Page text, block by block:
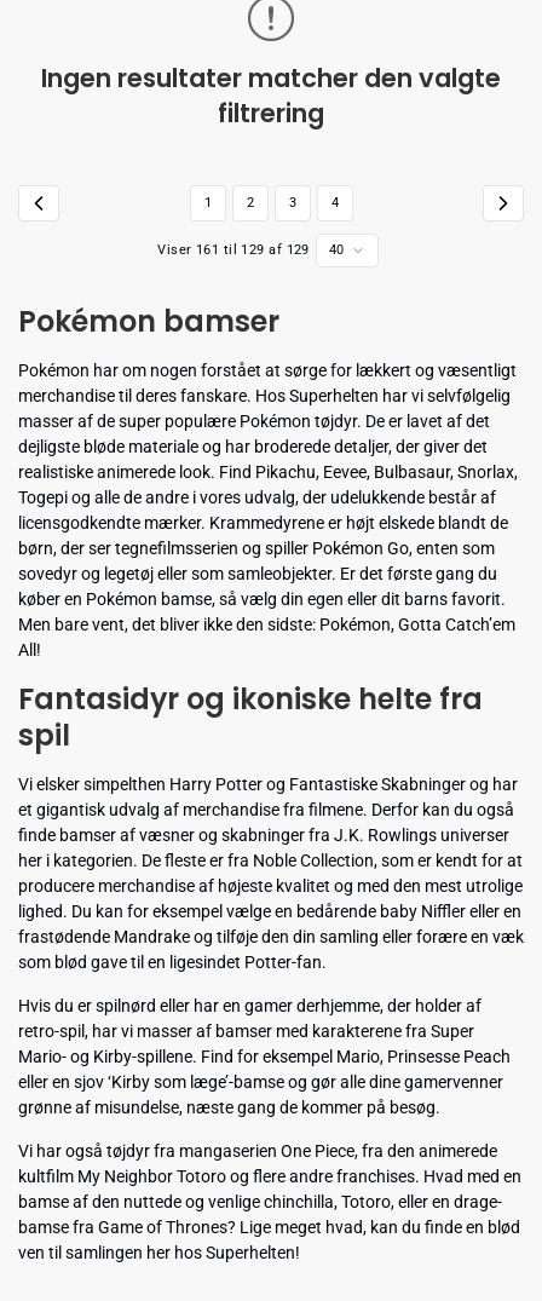
Ingen resultater matcher den valgte
filtrering
1 2 3 4
Viser 161 til 129 af 129 40
Pokémon bamser
Pokémon har om nogen forstået at sørge for lækkert og væsentligt
merchandise til deres fanskare. Hos Superhelten har vi selvfølgelig
masser af de super populære Pokémon tøjdyr. De er lavet af det
dejligste bløde materiale og har broderede detaljer, der giver det
realistiske animerede look. Find Pikachu, Eevee, Bulbasaur, Snorlax,
Togepi og alle de andre i vores udvalg, der udelukkende består af
licensgodkendte mærker. Krammedyrene er højt elskede blandt de
børn, der ser tegnefilmsserien og spiller Pokémon Go, enten som
sovedyr og legetøj eller som samleobjekter. Er det første gang du
køber en Pokémon bamse, så vælg din egen eller dit barns favorit.
Men bare vent, det bliver ikke den sidste: Pokémon, Gotta Catch’em
All!
Fantasidyr og ikoniske helte fra
spil
Vi elsker simpelthen Harry Potter og Fantastiske Skabninger og har
et gigantisk udvalg af merchandise fra filmene. Derfor kan du også
finde bamser af væsner og skabninger fra J.K. Rowlings universer
her i kategorien. De fleste er fra Noble Collection, som er kendt for at
producere merchandise af højeste kvalitet og med den mest utrolige
lighed. Du kan for eksempel vælge en bedårende baby Niffler eller en
frastødende Mandrake og tilføje den din samling eller forære en væk
som blød gave til en ligesindet Potter-fan.
Hvis du er spilnørd eller har en gamer derhjemme, der holder af
retro-spil, har vi masser af bamser med karakterene fra Super
Mario- og Kirby-spillene. Find for eksempel Mario, Prinsesse Peach
eller en sjov ‘Kirby som læge’-bamse og gør alle dine gamervenner
grønne af misundelse, næste gang de kommer på besøg.
Vi har også tøjdyr fra mangaserien One Piece, fra den animerede
kultfilm My Neighbor Totoro og flere andre franchises. Hvad med en
bamse af den nuttede og venlige chinchilla, Totoro, eller en drage-
bamse fra Game of Thrones? Lige meget hvad, kan du finde en blød
ven til samlingen her hos Superhelten!